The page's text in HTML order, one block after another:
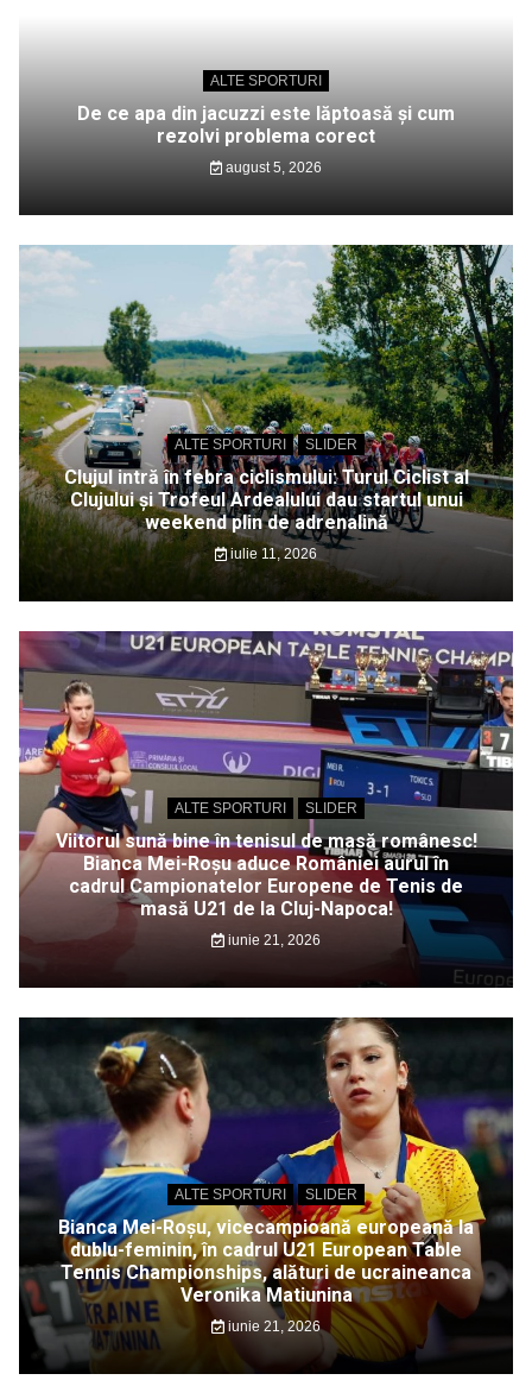
ALTE SPORTURI
De ce apa din jacuzzi este lăptoasă și cum
rezolvi problema corect
august 5, 2026
ALTE SPORTURI SLIDER
Clujul intră în febra ciclismului: Turul Ciclist al
Clujului și Trofeul Ardealului dau startul unui
weekend plin de adrenalină
iulie 11, 2026
ALTE SPORTURI SLIDER
Viitorul sună bine în tenisul de masă românesc!
Bianca Mei-Roșu aduce României aurul în
cadrul Campionatelor Europene de Tenis de
masă U21 de la Cluj-Napoca!
iunie 21, 2026
ALTE SPORTURI SLIDER
Bianca Mei-Roșu, vicecampioană europeană la
dublu-feminin, în cadrul U21 European Table
Tennis Championships, alături de ucraineanca
Veronika Matiunina
iunie 21, 2026